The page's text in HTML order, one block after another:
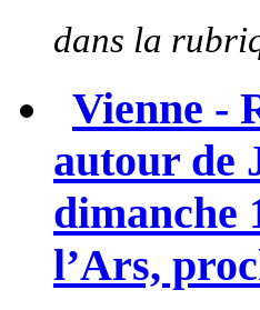
dans la
Vienne -
autour de
dimanche
l’Ars,